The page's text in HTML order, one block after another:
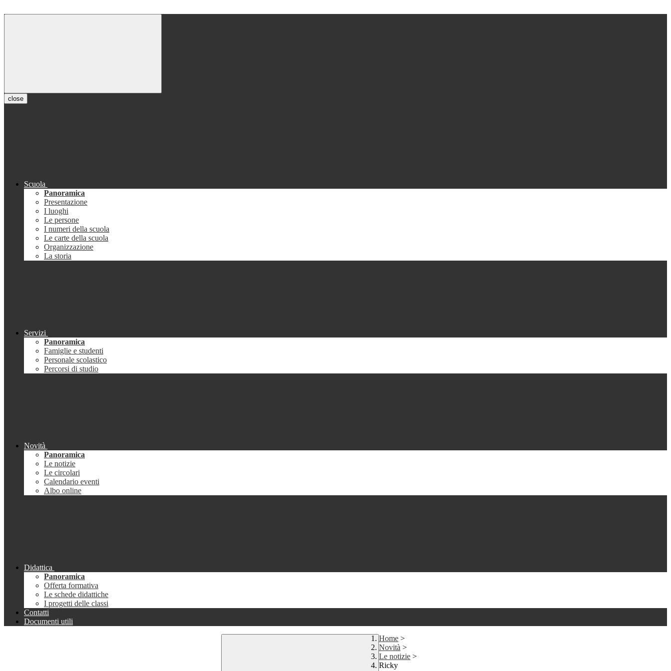
close
Scuola
Panoramica
Presentazione
I luoghi
Le persone
I numeri della scuola
Le carte della scuola
Organizzazione
La storia
Servizi
Panoramica
Famiglie e studenti
Personale scolastico
Percorsi di studio
Novità
Panoramica
Le notizie
Le circolari
Calendario eventi
Albo online
Didattica
Panoramica
Offerta formativa
Le schede didattiche
I progetti delle classi
Contatti
Documenti utili
Home >
Novità >
Le notizie >
Ricky